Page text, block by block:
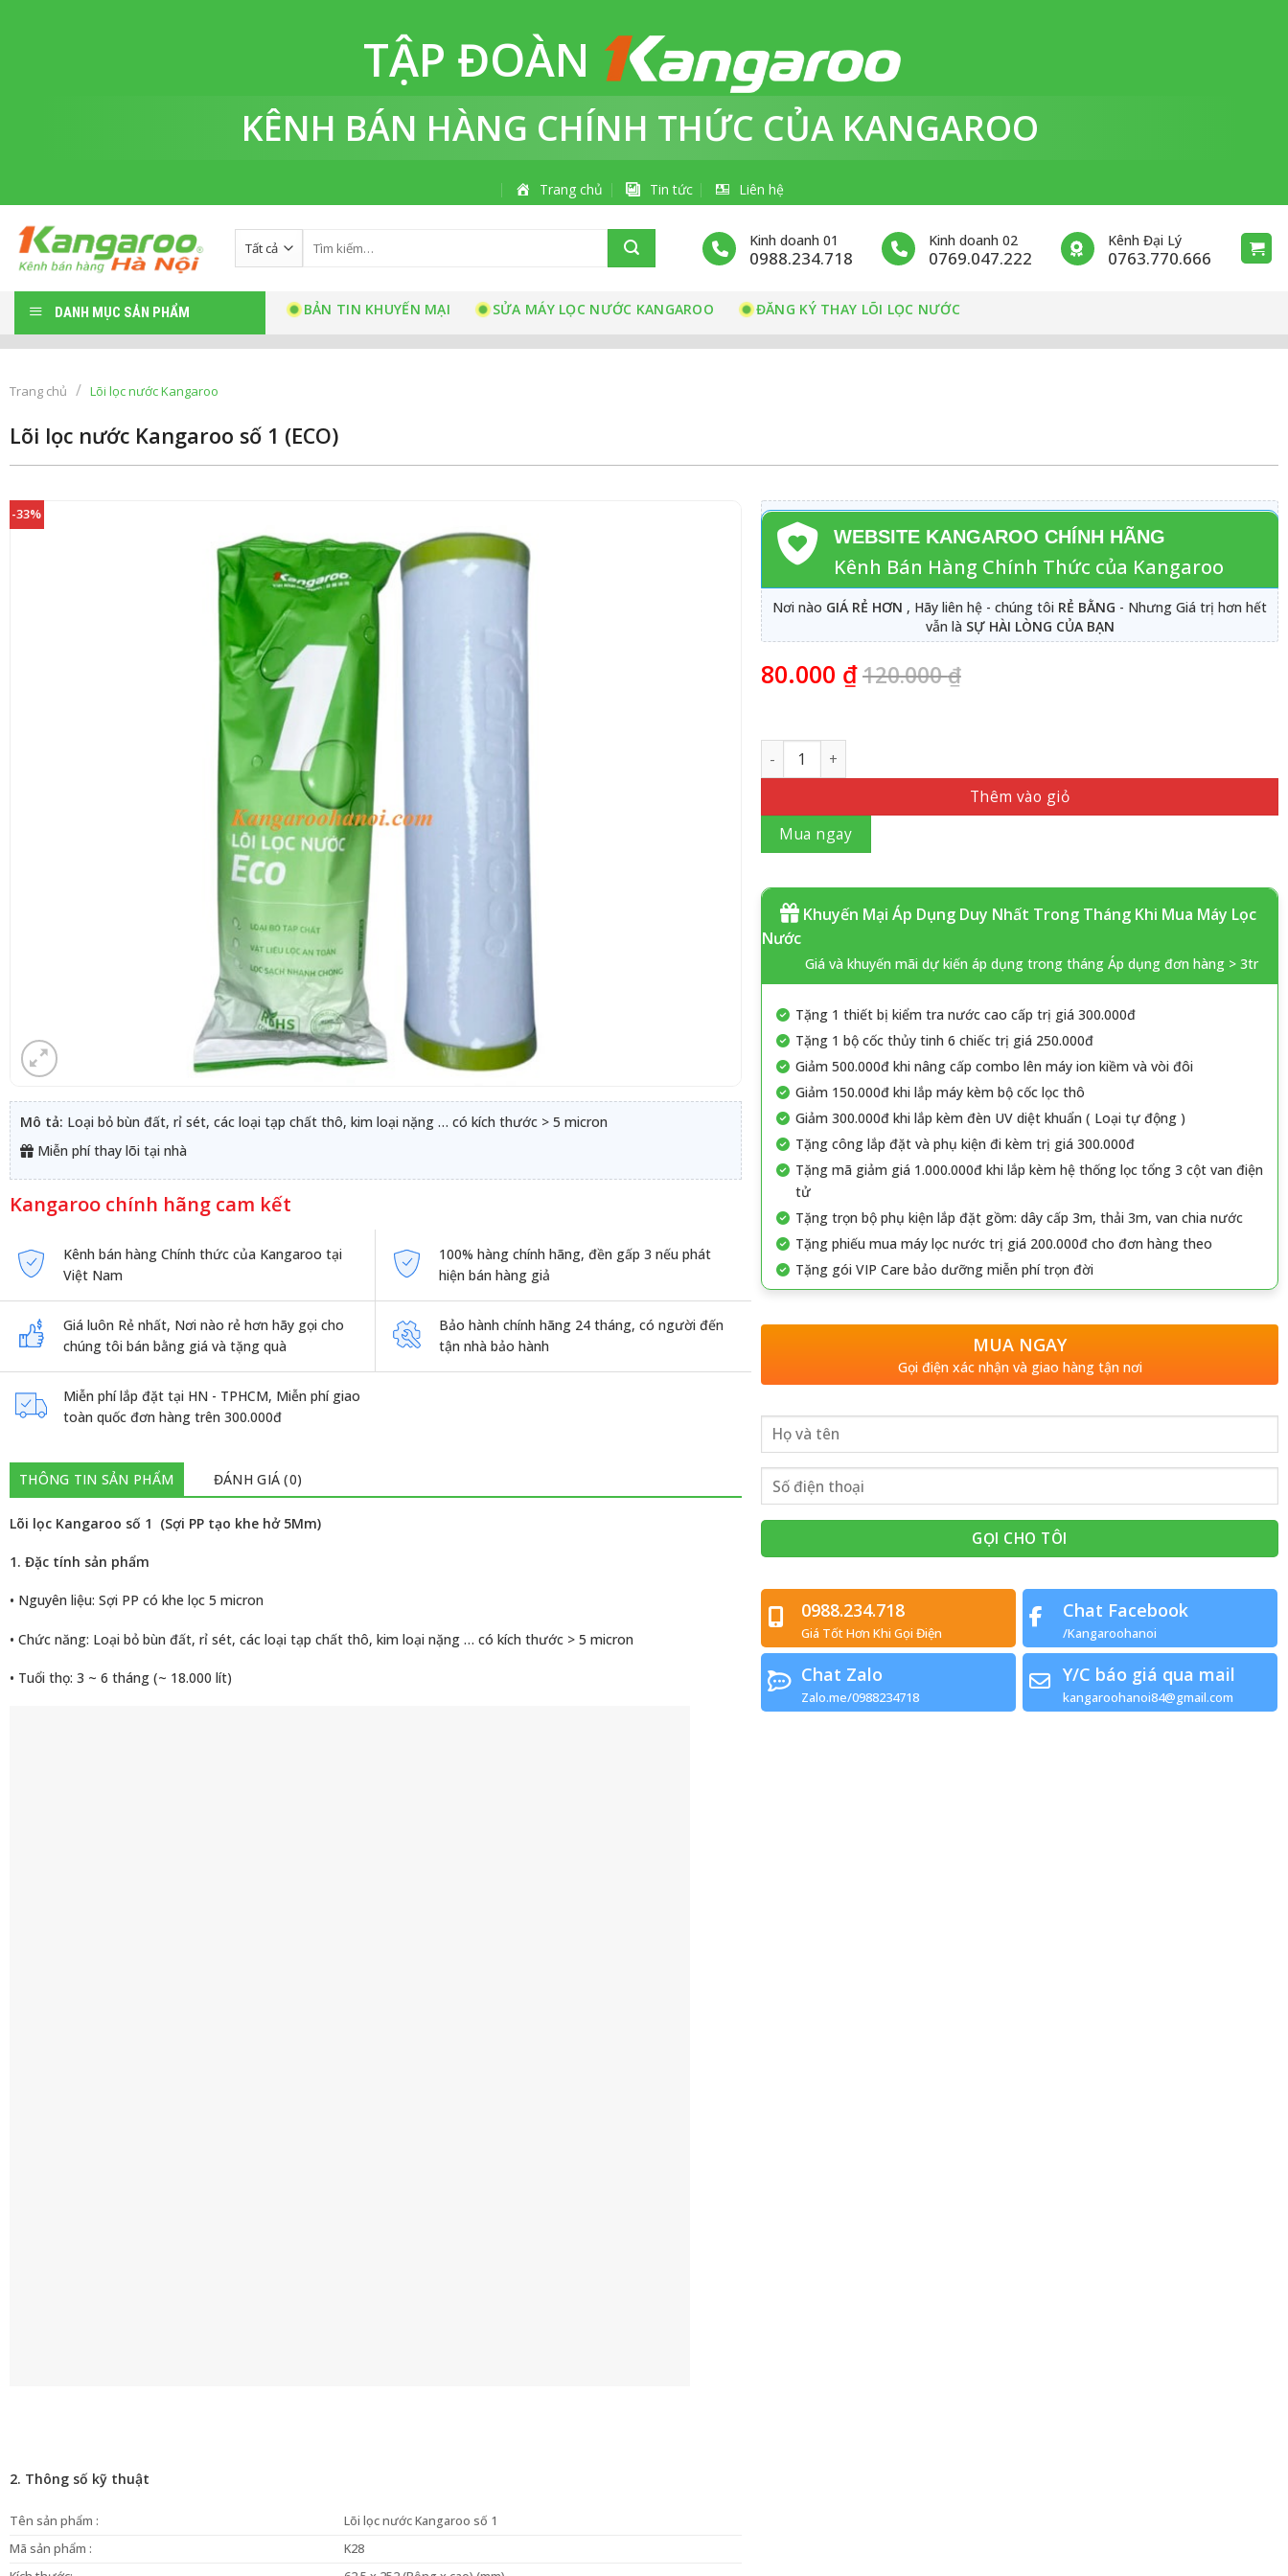
TẬP ĐOÀN
KÊNH BÁN HÀNG CHÍNH THỨC CỦA KANGAROO
Trang chủ Tin tức Liên hệ
kiếm:
Kinh doanh 01
0988.234.718
Kinh doanh 02
0769.047.222
Kênh Đại Lý
0763.770.666
DANH MỤC SẢN PHẨM BẢN TIN KHUYẾN MẠI SỬA MÁY LỌC NƯỚC KANGAROO ĐĂNG KÝ THAY LÕI LỌC NƯỚC
Trang chủ / Lõi lọc nước Kangaroo
Lõi lọc nước Kangaroo số 1 (ECO)
-33%
Mô tả: Loại bỏ bùn đất, rỉ sét, các loại tạp chất thô, kim loại nặng … có kích thước > 5 micron
Miễn phí thay lõi tại nhà
Kangaroo chính hãng cam kết
Kênh bán hàng Chính thức của Kangaroo tại
Việt Nam
100% hàng chính hãng, đền gấp 3 nếu phát
hiện bán hàng giả
Giá luôn Rẻ nhất, Nơi nào rẻ hơn hãy gọi cho
chúng tôi bán bằng giá và tặng quà
Bảo hành chính hãng 24 tháng, có người đến
tận nhà bảo hành
Miễn phí lắp đặt tại HN - TPHCM, Miễn phí giao
toàn quốc đơn hàng trên 300.000đ
THÔNG TIN SẢN PHẨM ĐÁNH GIÁ (0)
Lõi lọc Kangaroo số 1 (Sợi PP tạo khe hở 5Mm)
1. Đặc tính sản phẩm
• Nguyên liệu: Sợi PP có khe lọc 5 micron
• Chức năng: Loại bỏ bùn đất, rỉ sét, các loại tạp chất thô, kim loại nặng … có kích thước > 5 micron
• Tuổi thọ: 3 ~ 6 tháng (~ 18.000 lít)
2. Thông số kỹ thuật
Tên sản phẩm :
Lõi lọc nước Kangaroo số 1
Mã sản phẩm :
K28
WEBSITE KANGAROO CHÍNH HÃNG
Kênh Bán Hàng Chính Thức của Kangaroo
Nơi nào GIÁ RẺ HƠN , Hãy liên hệ - chúng tôi RẺ BẰNG - Nhưng Giá trị hơn hết
vẫn là SỰ HÀI LÒNG CỦA BẠN
80.000 ₫120.000₫
Số lượng
Thêm vào giỏ
Mua ngay
Khuyến Mại Áp Dụng Duy Nhất Trong Tháng Khi Mua Máy Lọc
Nước
Giá và khuyến mãi dự kiến áp dụng trong tháng Áp dụng đơn hàng > 3tr
Tặng 1 thiết bị kiểm tra nước cao cấp trị giá 300.000đ
Tặng 1 bộ cốc thủy tinh 6 chiếc trị giá 250.000đ
Giảm 500.000đ khi nâng cấp combo lên máy ion kiềm và vòi đôi
Giảm 150.000đ khi lắp máy kèm bộ cốc lọc thô
Giảm 300.000đ khi lắp kèm đèn UV diệt khuẩn ( Loại tự động )
Tặng công lắp đặt và phụ kiện đi kèm trị giá 300.000đ
Tặng mã giảm giá 1.000.000đ khi lắp kèm hệ thống lọc tổng 3 cột van điện
tử
Tặng trọn bộ phụ kiện lắp đặt gồm: dây cấp 3m, thải 3m, van chia nước
Tặng phiếu mua máy lọc nước trị giá 200.000đ cho đơn hàng theo
Tặng gói VIP Care bảo dưỡng miễn phí trọn đời
MUA NGAY
Gọi điện xác nhận và giao hàng tận nơi
0988.234.718
Giá Tốt Hơn Khi Gọi Điện
Chat Facebook
/Kangaroohanoi
Chat Zalo
Zalo.me/0988234718
Y/C báo giá qua mail
kangaroohanoi84@gmail.com